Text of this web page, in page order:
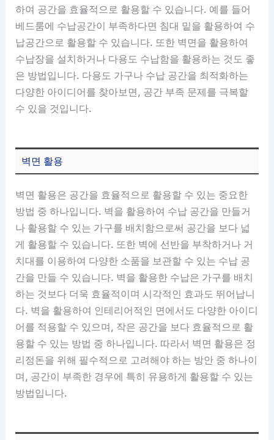
하여 공간을 효율적으로 활용할 수 있습니다. 예를 들어
베드룸에 수납공간이 부족하다면 침대 밑을 활용하여 수
납공간으로 활용할 수 있습니다. 또한 벽면을 활용하여
수납장을 설치하거나 다용도 수납함을 활용하는 것도 좋
은 방법입니다. 다용도 가구나 수납 공간을 최적화하는
다양한 아이디어를 찾아보면, 공간 부족 문제를 극복할
수 있을 것입니다.
벽면 활용
벽면 활용은 공간을 효율적으로 활용할 수 있는 중요한
방법 중 하나입니다. 벽을 활용하여 수납 공간을 만들거
나 활용할 수 있는 가구를 배치함으로써 공간을 보다 넓
게 활용할 수 있습니다. 또한 벽에 선반을 부착하거나 거
치대를 이용하여 다양한 소품을 보관할 수 있는 수납 공
간을 만들 수 있습니다. 벽을 활용한 수납은 가구를 배치
하는 것보다 더욱 효율적이며 시각적인 효과도 뛰어납니
다. 벽을 활용하여 인테리어적인 면에서도 다양한 아이디
어를 적용할 수 있으며, 작은 공간을 보다 효율적으로 활
용할 수 있는 방법 중 하나입니다. 따라서 벽면 활용은 정
리정돈을 위해 필수적으로 고려해야 하는 방안 중 하나이
며, 공간이 부족한 경우에 특히 유용하게 활용할 수 있는
방법입니다.